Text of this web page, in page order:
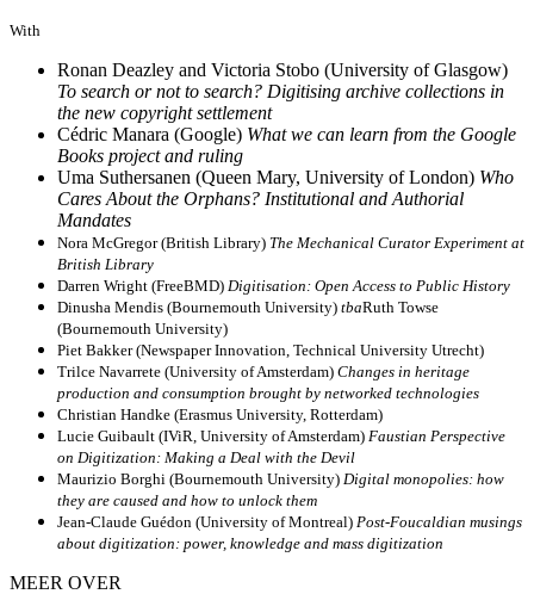
With
Ronan Deazley and Victoria Stobo (University of Glasgow)
To search or not to search? Digitising archive collections in
the new copyright settlement
Cédric Manara (Google) What we can learn from the Google
Books project and ruling
Uma Suthersanen (Queen Mary, University of London) Who
Cares About the Orphans? Institutional and Authorial
Mandates
Nora McGregor (British Library) The Mechanical Curator Experiment at
British Library
Darren Wright (FreeBMD) Digitisation: Open Access to Public History
Dinusha Mendis (Bournemouth University) tbaRuth Towse
(Bournemouth University)
Piet Bakker (Newspaper Innovation, Technical University Utrecht)
Trilce Navarrete (University of Amsterdam) Changes in heritage
production and consumption brought by networked technologies
Christian Handke (Erasmus University, Rotterdam)
Lucie Guibault (IViR, University of Amsterdam) Faustian Perspective
on Digitization: Making a Deal with the Devil
Maurizio Borghi (Bournemouth University) Digital monopolies: how
they are caused and how to unlock them
Jean-Claude Guédon (University of Montreal) Post-Foucaldian musings
about digitization: power, knowledge and mass digitization
MEER OVER